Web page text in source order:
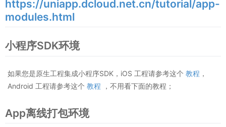
https://uniapp.dcloud.net.cn/tutorial/app-
modules.html
小程序SDK环境
如果您是原生工程集成小程序SDK，iOS 工程请参考这个 教程 ，
Android 工程请参考这个 教程 ，不用看下面的教程；
App离线打包环境